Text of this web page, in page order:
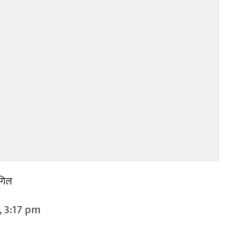
3:17 pm